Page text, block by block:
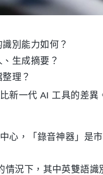
別能力如何？
生成摘要？
理？
新一代 AI 工具的差異
心，「錄音神器」是
下，其中英雙語識